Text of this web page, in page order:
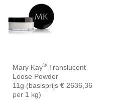
Mary Kay® Translucent
Loose Powder
11g (basisprijs € 2636,36
per 1 kg)